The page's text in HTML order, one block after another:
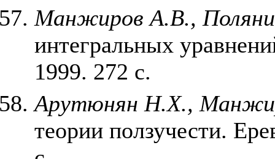
Манжиров А.В.,
интегральных
1999. 272 с.
Арутюнян Н.Х.,
теории ползучести.